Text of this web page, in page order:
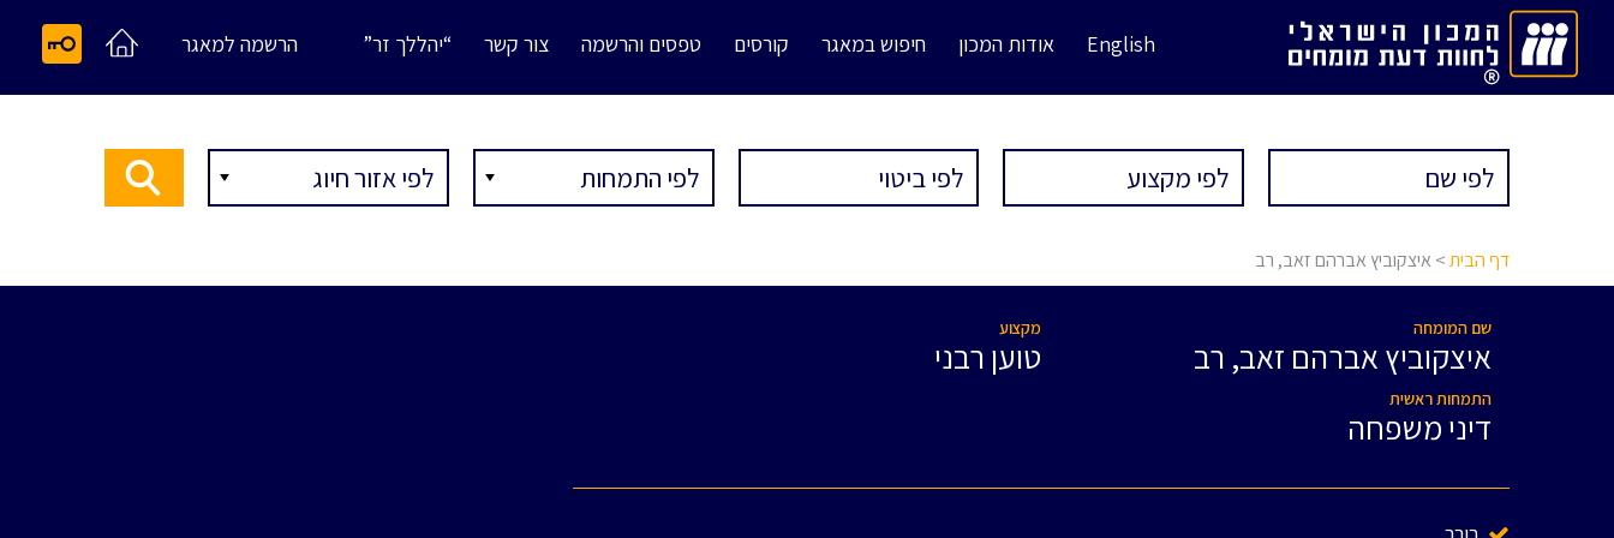
English אודות המכון חיפוש במאגר קורסים טפסים והרשמה צור קשר “יהללך זר” הרשמה למאגר
דף הבית> איצקוביץ אברהם זאב, רב
שם המומחה
איצקוביץ אברהם זאב, רב
התמחות ראשית
דיני משפחה
מקצוע
טוען רבני